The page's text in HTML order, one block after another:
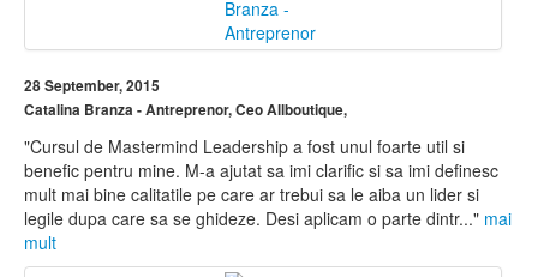
28 September, 2015
Catalina Branza - Antreprenor, Ceo Allboutique,
"Cursul de Mastermind Leadership a fost unul foarte util si
benefic pentru mine. M-a ajutat sa imi clarific si sa imi definesc
mult mai bine calitatile pe care ar trebui sa le aiba un lider si
legile dupa care sa se ghideze. Desi aplicam o parte dintr..." mai
mult